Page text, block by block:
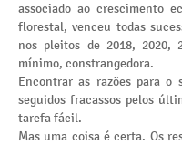
associado ao crescimento
florestal, venceu todas
nos pleitos de 2018, 2020,
mínimo, constrangedora.
Encontrar as razões para o
seguidos fracassos pelos
tarefa fácil.
Mas uma coisa é certa. Os